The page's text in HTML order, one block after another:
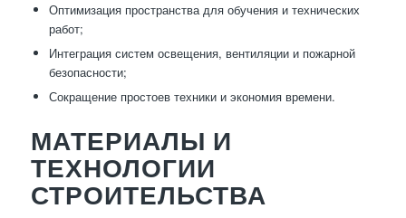
Оптимизация пространства для обучения и технических
работ;
Интеграция систем освещения, вентиляции и пожарной
безопасности;
Сокращение простоев техники и экономия времени.
МАТЕРИАЛЫ И
ТЕХНОЛОГИИ
СТРОИТЕЛЬСТВА